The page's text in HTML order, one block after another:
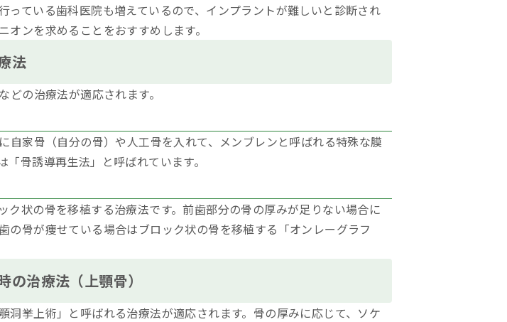
っている歯科医院も増えているので、インプラントが難しいと診断され
ンを求めることをおすすめします。
法
どの治療法が適応されます。
自家骨（自分の骨）や人工骨を入れて、メンブレンと呼ばれる特殊な膜
骨誘導再生法」と呼ばれています。
ク状の骨を移植する治療法です。前歯部分の骨の厚みが足りない場合に
の骨が痩せている場合はブロック状の骨を移植する「オンレーグラフ
の治療法（上顎骨）
洞挙上術」と呼ばれる治療法が適応されます。骨の厚みに応じて、ソケ